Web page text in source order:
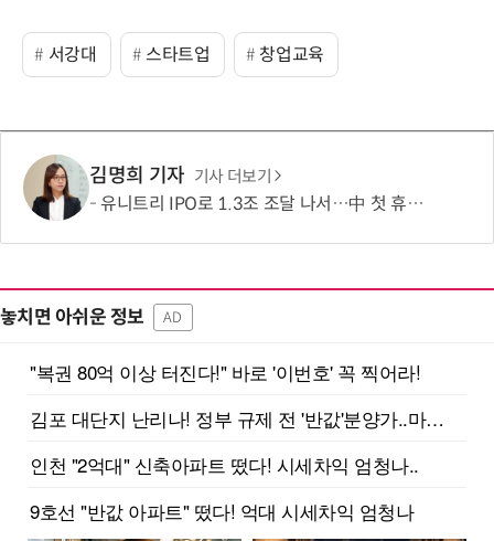
서강대 스타트업 창업교육
김명희 기자 기사 더보기
유니트리 IPO로 1.3조 조달 나서…中 첫 휴머노이드 상장사 탄생 임박
놓치면 아쉬운 정보 AD